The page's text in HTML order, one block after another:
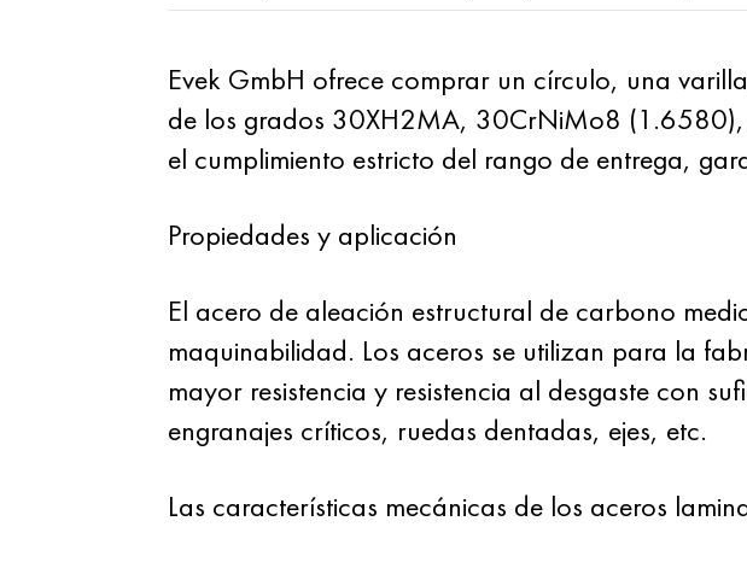
Evek GmbH ofrece comprar un círculo, una
de los grados 30XH2MA, 30CrNiMo8
el cumplimiento estricto del rango de entrega,
Propiedades y aplicación
El acero de aleación estructural de carbono
maquinabilidad. Los aceros se utilizan para la
mayor resistencia y resistencia al desgaste con
engranajes críticos, ruedas dentadas, ejes, etc.
Las características mecánicas de los aceros